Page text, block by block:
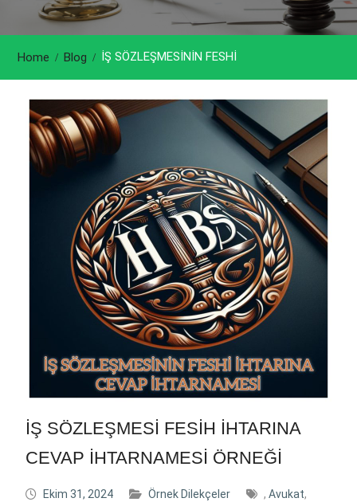
Home Blog İŞ SÖZLEŞMESİNİN FESHİ
İŞ SÖZLEŞMESİ FESİH İHTARINA
CEVAP İHTARNAMESİ ÖRNEĞİ
Ekim 31, 2024 Örnek Dilekçeler , Avukat,